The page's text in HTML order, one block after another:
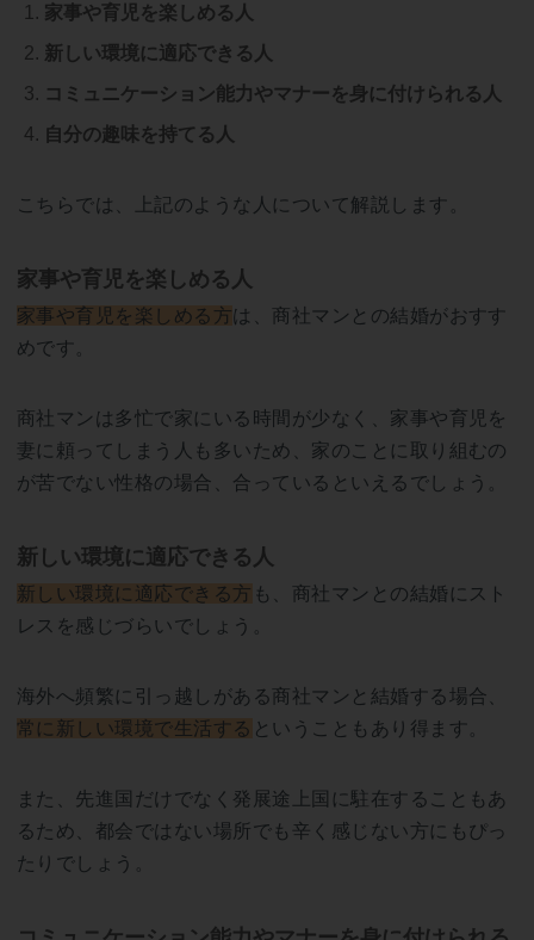
家事や育児を楽しめる人
新しい環境に適応できる人
コミュニケーション能力やマナーを身に付けられる人
自分の趣味を持てる人
こちらでは、上記のような人について解説します。
家事や育児を楽しめる人
家事や育児を楽しめる方は、商社マンとの結婚がおすす
めです。
商社マンは多忙で家にいる時間が少なく、家事や育児を
妻に頼ってしまう人も多いため、家のことに取り組むの
が苦でない性格の場合、合っているといえるでしょう。
新しい環境に適応できる人
新しい環境に適応できる方 も、商社マンとの結婚にスト
レスを感じづらいでしょう。
海外へ頻繁に引っ越しがある商社マンと結婚する場合、
常に新しい環境で生活する ということもあり得ます。
また、先進国だけでなく発展途上国に駐在することもあ
るため、都会ではない場所でも辛く感じない方にもぴっ
たりでしょう。